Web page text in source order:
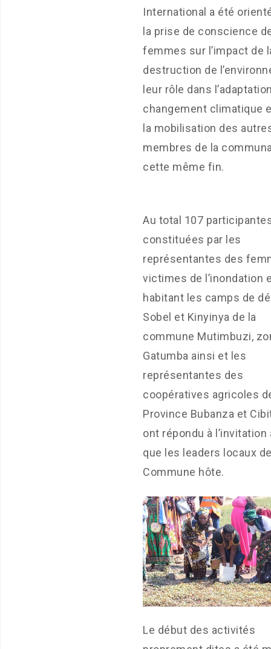
International a été
la prise de conscience
femmes sur l’impact de
destruction de
leur rôle dans
changement climatique
la mobilisation des
membres de la
cette même fin.
Au total 107
constituées par les
représentantes des
victimes de l’inondation
habitant les camps de
Sobel et Kinyinya de la
commune Mutimbuzi,
Gatumba ainsi et les
représentantes des
coopératives agricoles
Province Bubanza et
ont répondu à l’invitation
que les leaders locaux
Commune hôte.
Le début des activités